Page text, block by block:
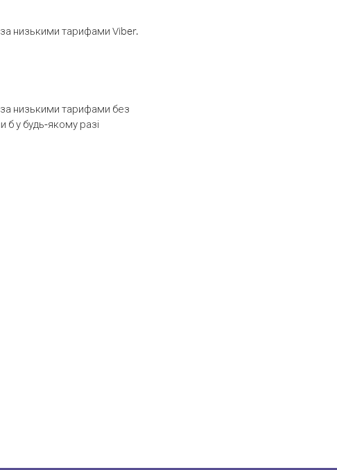
низькими тарифами Viber.
за низькими тарифами без
б у будь-якому разі